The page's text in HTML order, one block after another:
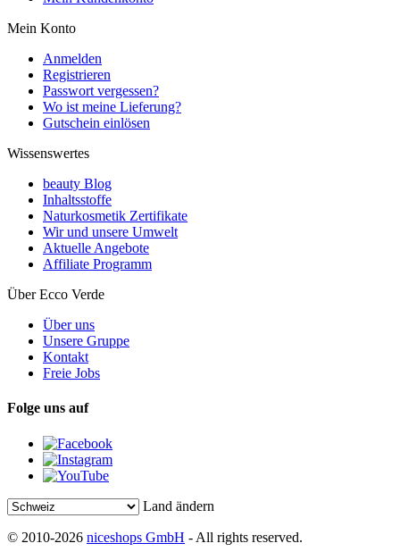
Mein Konto
Anmelden
Registrieren
Passwort vergessen?
Wo ist meine Lieferung?
Gutschein einlösen
Wissenswertes
beauty Blog
Inhaltsstoffe
Naturkosmetik Zertifikate
Wir und unsere Umwelt
Aktuelle Angebote
Affiliate Programm
Über Ecco Verde
Über uns
Unsere Gruppe
Kontakt
Freie Jobs
Folge uns auf
Land ändern
© 2010-2026 niceshops GmbH - All rights reserved.